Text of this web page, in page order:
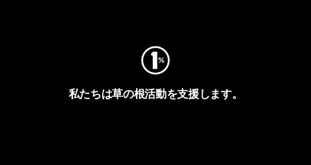
私たちは草の根活動を支援します。